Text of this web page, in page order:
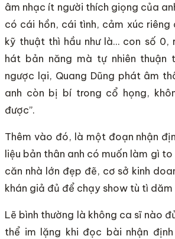
âm nhạc ít người thích giọng của
có cái hồn, cái tình, cảm xúc riêng
kỹ thuật thì hầu như là… con số 0,
hát bản năng mà tự nhiên thuận
ngược lại, Quang Dũng phát âm
anh còn bị bí trong cổ họng,
được”.
Thêm vào đó, là một đoạn nhận
liệu bản thân anh có muốn làm gì
căn nhà lớn đẹp đẽ, cơ sở kinh
khán giả đủ để chạy show tù tì dăm
Lẽ bình thường là không ca sĩ nào
thể im lặng khi đọc bài nhận